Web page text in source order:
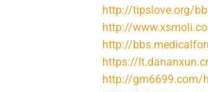
http://tipslove.org/
http://
http://
https://
http://gm6699.com/